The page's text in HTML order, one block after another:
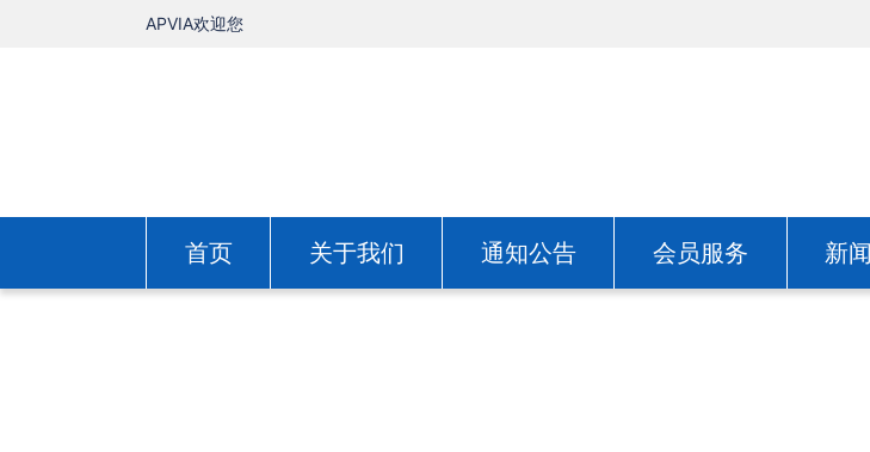
APVIA欢迎您
首页 关于我们 通知公告 会员服务 新